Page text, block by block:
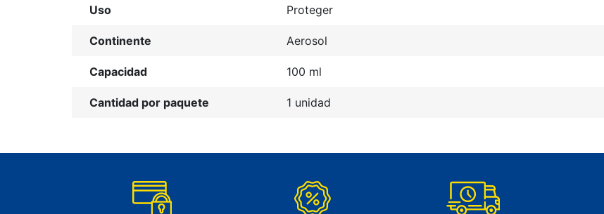
Uso Proteger
Continente Aerosol
Capacidad 100 ml
Cantidad por paquete 1 unidad